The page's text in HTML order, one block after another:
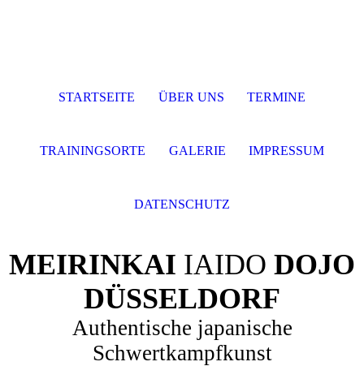
MEIRINKAI IAIDO DOJO
DÜSSELDORF
Authentische japanische
Schwertkampfkunst
STARTSEITE ÜBER UNS TERMINE
TRAININGSORTE GALERIE IMPRESSUM
DATENSCHUTZ